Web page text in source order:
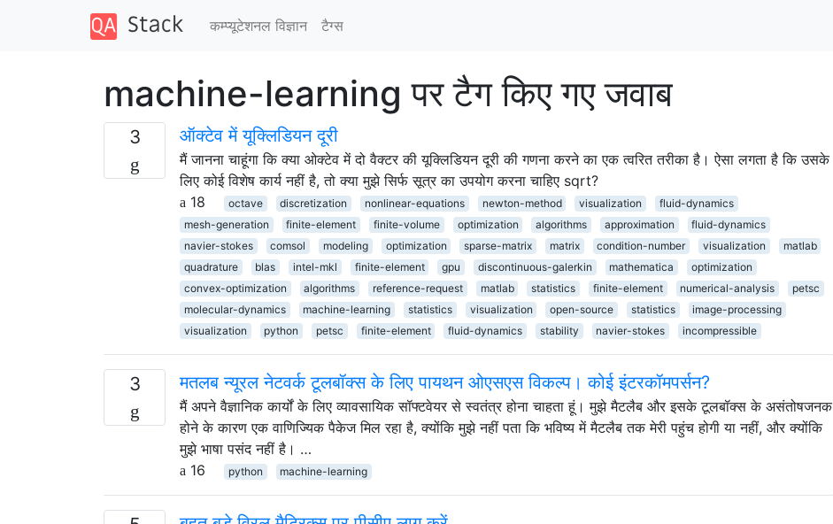
कम्प्यूटेशनल विज्ञान टैग्‍स
machine-learning पर टैग किए गए जवाब
3 ऑक्टेव में यूक्लिडियन दूरी
मैं जानना चाहूंगा कि क्या ओक्टेव में दो वैक्टर की यूक्लिडियन दूरी की गणना करने का एक त्वरित तरीका है। ऐसा लगता है कि उसके
लिए कोई विशेष कार्य नहीं है, तो क्या मुझे सिर्फ सूत्र का उपयोग करना चाहिए sqrt?
18
octave discretization nonlinear-equations newton-method visualization
fluid-dynamics
mesh-generation
finite-element finite-volume optimization algorithms approximation
fluid-dynamics
navier-stokes
comsol modeling optimization sparse-matrix matrix condition-number visualization
matlab
quadrature
blas intel-mkl finite-element gpu discontinuous-galerkin mathematica
optimization
convex-optimization
algorithms reference-request matlab statistics finite-element numerical-analysis
petsc
molecular-dynamics
machine-learning statistics visualization open-source statistics
image-processing
visualization
python petsc finite-element fluid-dynamics stability navier-stokes incompressible
3 मतलब न्यूरल नेटवर्क टूलबॉक्स के लिए पायथन ओएसएस विकल्प। कोई इंटरकॉमपर्सन?
मैं अपने वैज्ञानिक कार्यों के लिए व्यावसायिक सॉफ्टवेयर से स्वतंत्र होना चाहता हूं। मुझे मैटलैब और इसके टूलबॉक्स के असंतोषजनक
होने के कारण एक वाणिज्यिक पैकेज मिल रहा है, क्योंकि मुझे नहीं पता कि भविष्य में मैटलैब तक मेरी पहुंच होगी या नहीं, और क्योंकि
मुझे भाषा पसंद नहीं है। …
16
python machine-learning